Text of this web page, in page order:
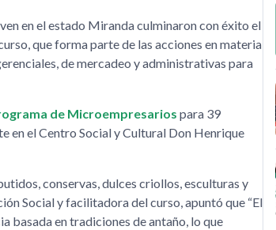
en el estado Miranda culminaron con éxito el
que forma parte de las acciones en materia
de mercadeo y administrativas para
de Microempresarios para 39
en el Centro Social y Cultural Don Henrique
conservas, dulces criollos, esculturas y
Social y facilitadora del curso, apuntó que El
basada en tradiciones de antaño, lo que